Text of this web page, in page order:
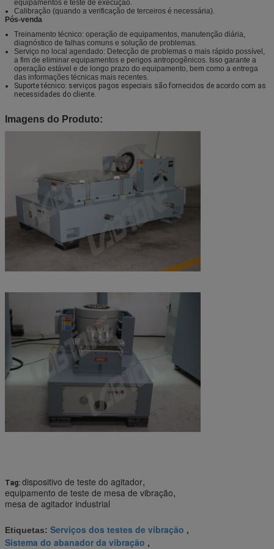
equipamentos e teste de execução.
Calibração (quando a verificação de terceiros é necessária).
Pós-venda
Treinamento técnico: operação de equipamentos, manutenção diária,
diagnóstico de falhas comuns e solução de problemas.
Serviço no local agendado: Detecção de problemas o mais rápido possível,
a fim de eliminar equipamentos e perigos antropogênicos. Isso garante a
operação estável e de longo prazo do equipamento, bem como a entrega
das informações técnicas mais recentes.
Suporte técnico: serviços pagos especiais são fornecidos de acordo com as
necessidades do cliente.
Imagens do Produto:
Tag: dispositivo de teste do agitador,
equipamento de teste de mesa de vibração,
mesa de agitador industrial
Etiquetas: Serviços dos testes de vibração ,
Sistema do abanador da vibração ,